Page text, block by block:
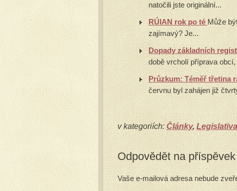
natočili jste originální...
RÚIAN rok po té Může
zajímavý? Je...
Dopady základních
době vrcholí příprava
Průzkum: Téměř třetina
červnu byl zahájen již
v kategoriích:Články,
Odpovědět na příspěvek
Vaše e-mailová adresa nebude